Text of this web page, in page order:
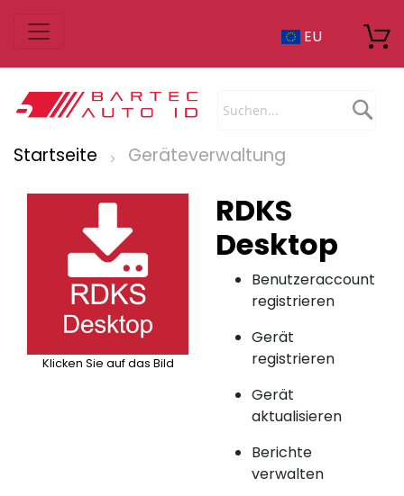
Zum
Inhalt
EU
Startseite Geräteverwaltung
Klicken Sie auf das Bild
RDKS
Desktop
Benutzeraccount
registrieren
Gerät
registrieren
Gerät
aktualisieren
Berichte
verwalten